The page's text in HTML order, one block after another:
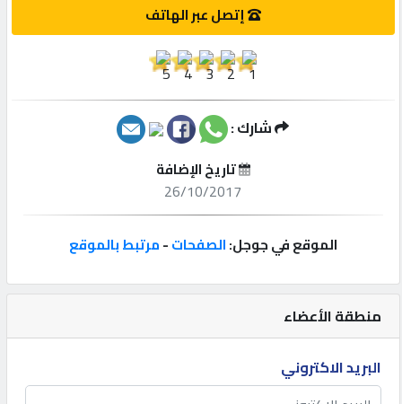
مميزة
إتصل
إعلانات
المنتدى
منطقة الأعضاء
البريد الاكتروني
إتصل عبر الهاتف
شارك :
تاريخ الإضافة
26/10/2017
الموقع في جوجل:الصفحات-مرتبط بالموقع